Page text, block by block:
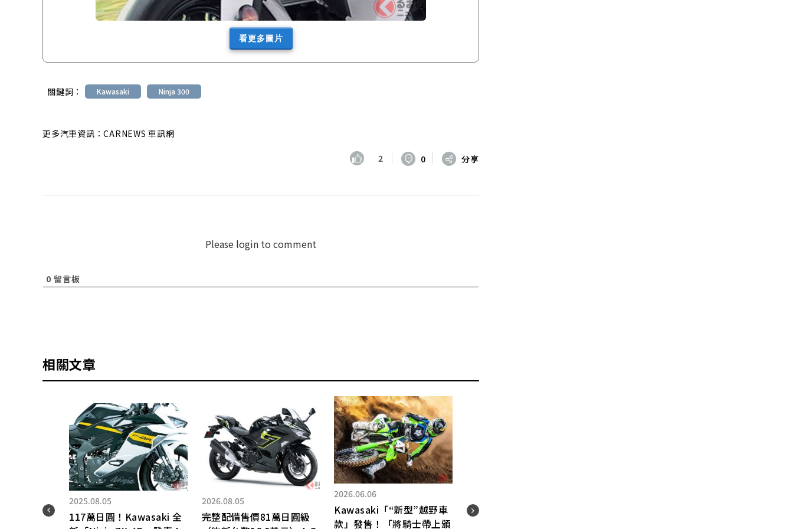
看更多圖片
關鍵詞： Kawasaki Ninja 300
更多汽車資訊：CARNEWS 車訊網
2 0 分享
Please login to comment
0 留言板
相關文章
2025.08.05
117萬日圓！Kawasaki 全
2026.08.05
完整配備售價81萬日圓級
2026.06.06
Kawasaki「“新型”越野車
款」發售！「將騎士帶上頒